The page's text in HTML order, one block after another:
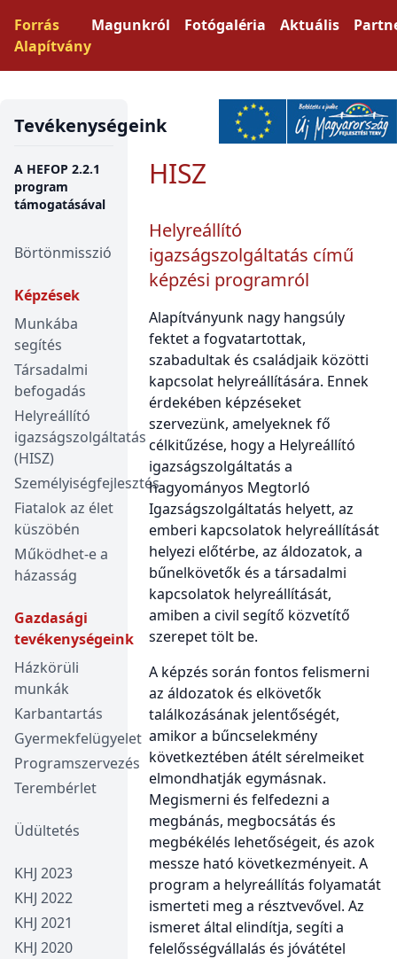
Forrás
Alapítvány
Magunkról Fotógaléria Aktuális
Tevékenységeink
A HEFOP 2.2.1
program
támogatásával
Börtönmisszió
Képzések
Munkába
segítés
Társadalmi
befogadás
Helyreállító
igazságszolgáltatás
(HISZ)
Személyiségfejlesztés
Fiatalok az élet
küszöbén
Működhet-e a
házasság
Gazdasági
tevékenységeink
Házkörüli
munkák
Karbantartás
Gyermekfelügyelet
Programszervezés
Terembérlet
Üdültetés
KHJ 2023
KHJ 2022
KHJ 2021
KHJ 2020
HISZ
Helyreállító
igazságszolgáltatás című
képzési programról
Alapítványunk nagy hangsúly
fektet a fogvatartottak,
szabadultak és családjaik közötti
kapcsolat helyreállítására. Ennek
érdekében képzéseket
szervezünk, amelyeknek fő
célkitűzése, hogy a Helyreállító
igazságszolgáltatás a
hagyományos Megtorló
Igazságszolgáltatás helyett, az
emberi kapcsolatok helyreállítását
helyezi előtérbe, az áldozatok, a
bűnelkövetők és a társadalmi
kapcsolatok helyreállítását,
amiben a civil segítő közvetítő
szerepet tölt be.
A képzés során fontos felismerni
az áldozatok és elkövetők
találkozásának jelentőségét,
amikor a bűncselekmény
következtében átélt sérelmeiket
elmondhatják egymásnak.
Megismerni és felfedezni a
megbánás, megbocsátás és
megbékélés lehetőségeit, és azok
messze ható következményeit. A
program a helyreállítás folyamatát
ismerteti meg a résztvevővel. Az
ismeret által elindítja, segíti a
felelősségvállalás és jóvátétel